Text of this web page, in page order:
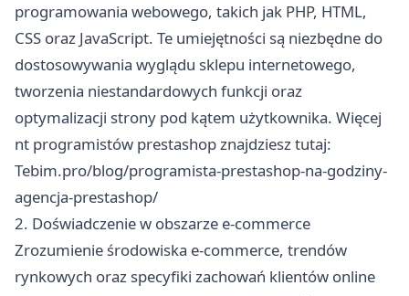
programowania webowego, takich jak PHP, HTML,
CSS oraz JavaScript. Te umiejętności są niezbędne do
dostosowywania wyglądu sklepu internetowego,
tworzenia niestandardowych funkcji oraz
optymalizacji strony pod kątem użytkownika. Więcej
nt programistów prestashop znajdziesz tutaj:
Tebim.pro/blog/programista-prestashop-na-godziny-
agencja-prestashop/
2. Doświadczenie w obszarze e-commerce
Zrozumienie środowiska e-commerce, trendów
rynkowych oraz specyfiki zachowań klientów online